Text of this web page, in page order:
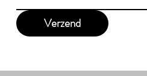
Verzend